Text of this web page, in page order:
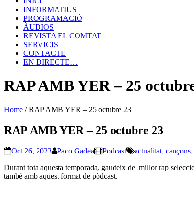
INFORMATIUS
PROGRAMACIÓ
ÀUDIOS
REVISTA EL COMTAT
SERVICIS
CONTACTE
EN DIRECTE…
RAP AMB YER – 25
Home /RAP AMB YER – 25 octubre 23
RAP AMB YER – 25 octubre 23
Oct 26, 2023 Paco Gadea Podcast actualitat, cançons,
Durant tota aquesta temporada, gaudeix del millor rap
també amb aquest format de pòdcast.